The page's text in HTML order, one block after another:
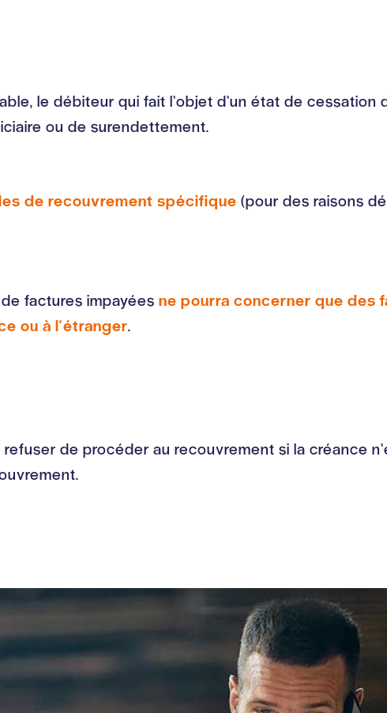
le débiteur qui fait l’objet d’un état de cessation
ou de surendettement.
de recouvrement spécifique (pour des raisons
factures impayées ne pourra concerner que des
ou à l'étranger.
de procéder au recouvrement si la créance